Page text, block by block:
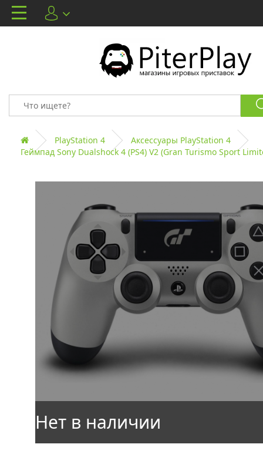
PlayStation 4
Аксессуары PlayStation 4
Геймпад Sony Dualshock 4 (PS4) V2 (Gran Turismo Sport